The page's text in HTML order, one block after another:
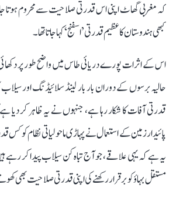
کہ مغربی گھاٹ اپنی اس قدرتی صلاحیت سے محروم
کبھی ہندوستان کا عظیم قدرتی ’اسفنج‘ کہا جاتا تھا۔
اس کے اثرات پورے دریائی طاس میں واضح طور پر
حالیہ برسوں کے دوران بار بار لینڈ سلائیڈنگ اور
قدرتی آفات کا شکار رہا ہے، جنہوں نے یہ ظاہر کر
پائیدار زمین کے استعمال نے پہاڑی ماحولیاتی نظام کو کس
یہ ہے کہ یہی علاقے، جو آج تباہ کن سیلاب پیدا کر
مستقل بہاؤ کو برقرار رکھنے کی اپنی قدرتی صلاحیت بھی